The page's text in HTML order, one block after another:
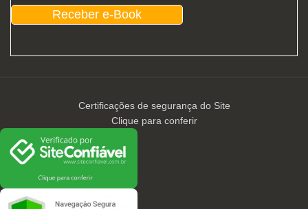
Receber e-Book
Certificações de segurança do Site
Clique para conferir